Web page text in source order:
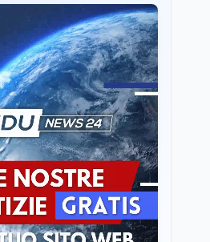
contro la cessione
Lavoro7 ago
Chiusura ex Ilva, 3.803 in
cassa e 250 milioni
pubblici bruciati
Scuola7 ago
Erasmus+ verso 40
miliardi, in Italia pesa il
piano da 420 milioni
Lavoro7 ago
Fondo perduto: cosa